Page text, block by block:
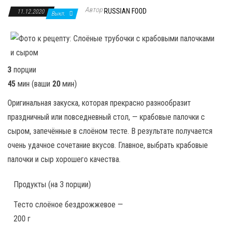
11.12.2020 Выкл. Автор RUSSIAN FOOD
3 порции
45 мин (ваши 20 мин)
Оригинальная закуска, которая прекрасно разнообразит
праздничный или повседневный стол, — крабовые палочки с
сыром, запечённые в слоёном тесте. В результате получается
очень удачное сочетание вкусов. Главное, выбрать крабовые
палочки и сыр хорошего качества.
Продукты (на 3 порции)
Тесто слоёное бездрожжевое —
200 г